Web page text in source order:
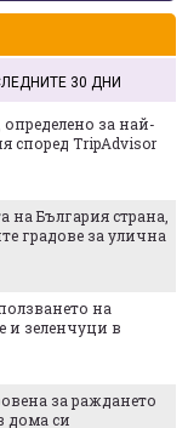
30 ДНИ
за най-
според TripAdvisor
на България страна,
градове за улична
на
и зеленчуци в
за раждането
дома си